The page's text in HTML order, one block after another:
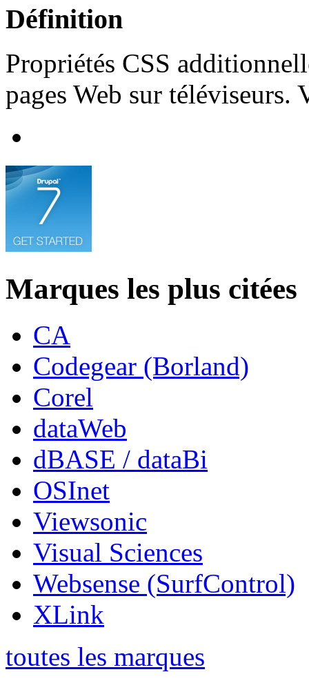
Définition
Propriétés CSS
pages Web sur téléviseurs.
Marques les plus citées
CA
Codegear (Borland)
Corel
dataWeb
dBASE / dataBi
OSInet
Viewsonic
Visual Sciences
Websense (SurfControl)
XLink
toutes les marques